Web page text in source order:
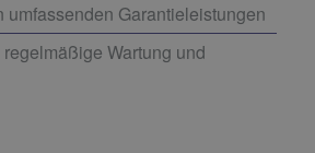
umfassenden Garantieleistungen
Wartung und